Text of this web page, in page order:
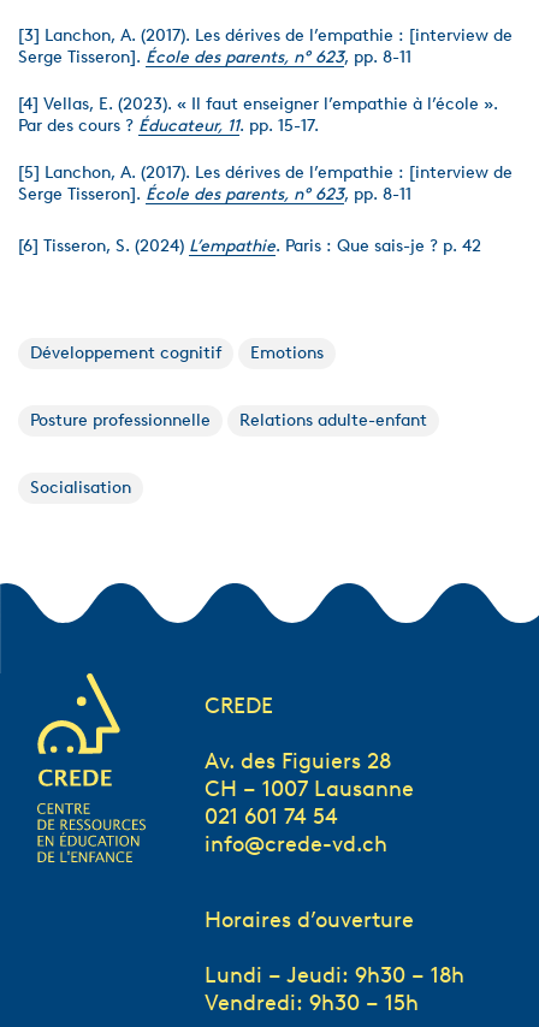
[3] Lanchon, A. (2017). Les dérives de l’empathie : [interview de
Serge Tisseron]. École des parents, n° 623, pp. 8-11
[4] Vellas, E. (2023). « Il faut enseigner l’empathie à l’école ».
Par des cours ? Éducateur, 11. pp. 15-17.
[5] Lanchon, A. (2017). Les dérives de l’empathie : [interview de
Serge Tisseron]. École des parents, n° 623, pp. 8-11
[6] Tisseron, S. (2024) L’empathie. Paris : Que sais-je ? p. 42
Développement cognitif Emotions
Posture professionnelle Relations adulte-enfant
Socialisation
CREDE
Av. des Figuiers 28
CH – 1007 Lausanne
021 601 74 54
info@crede-vd.ch
Horaires d’ouverture
Lundi – Jeudi: 9h30 – 18h
Vendredi: 9h30 – 15h